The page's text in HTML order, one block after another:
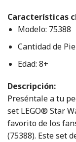
Características
Modelo: 75388
Cantidad de
Edad: 8+
Descripción:
Preséntale a tu
set LEGO® Star
favorito de los
(75388). Este set